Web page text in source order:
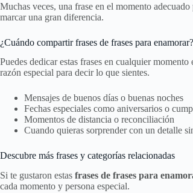
Muchas veces, una frase en el momento
marcar una gran diferencia.
¿Cuándo compartir frases de frases para enamorar?
Puedes dedicar estas frases en cualquier
razón especial para decir lo que sientes.
Mensajes de buenos días o buenas noches
Fechas especiales como aniversarios o
Momentos de distancia o reconciliación
Cuando quieras sorprender con un detalle
Descubre más frases y categorías relacionadas
Si te gustaron estas frases de frases para
cada momento y persona especial.